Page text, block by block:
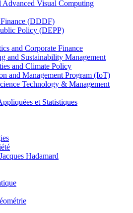
Visual Computing
(DDDF)
Policy (DEPP)
and Corporate Finance
and Sustainability Management
and Climate Policy
and Management Program (IoT)
Technology & Management
et Statistiques
Hadamard